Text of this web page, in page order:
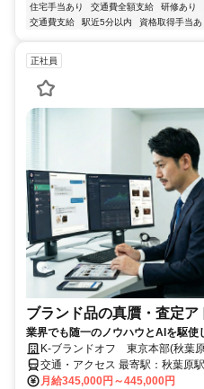
住宅手当あり
交通費全額支給 研修あり
交通費支給
駅近5分以内 資格取得手当あ
正社員
ブランド品の真贋・査定
業界でも随一のノウハウとAIを駆使
K-ブランドオフ 東京本部(秋葉
交通・アクセス 最寄駅：秋葉原駅
月給345,000円～445,000円